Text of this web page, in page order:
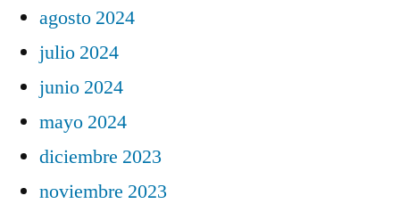
agosto 2024
julio 2024
junio 2024
mayo 2024
diciembre 2023
noviembre 2023